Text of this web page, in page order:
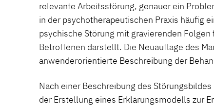
relevante Arbeitsstörung, genauer ein
in der psychotherapeutischen Praxis häufig
psychische Störung mit gravierenden
Betroffenen darstellt. Die Neuauflage des
anwenderorientierte Beschreibung der
Nach einer Beschreibung des
der Erstellung eines Erklärungsmodells zur